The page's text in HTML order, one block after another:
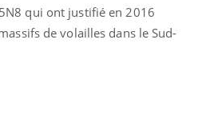
qui ont justifié en 2016
de volailles dans le Sud-